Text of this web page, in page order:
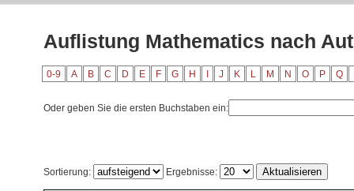
Auflistung Mathematics nach
0-9 A B C D E F G H J K L M N O P Q
Oder geben Sie die ersten Buchstaben ein:
Sortierung: Ergebnisse: